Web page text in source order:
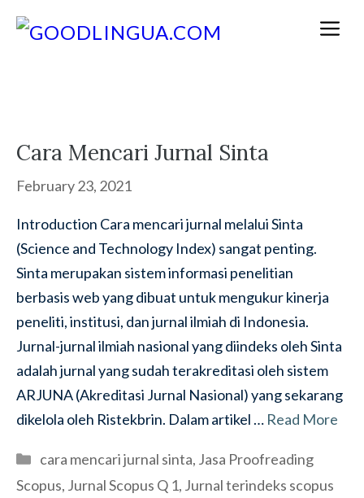
Cara Mencari Jurnal Sinta
February 23, 2021
Introduction Cara mencari jurnal melalui Sinta
(Science and Technology Index) sangat penting.
Sinta merupakan sistem informasi penelitian
berbasis web yang dibuat untuk mengukur kinerja
peneliti, institusi, dan jurnal ilmiah di Indonesia.
Jurnal-jurnal ilmiah nasional yang diindeks oleh Sinta
adalah jurnal yang sudah terakreditasi oleh sistem
ARJUNA (Akreditasi Jurnal Nasional) yang sekarang
dikelola oleh Ristekbrin. Dalam artikel … Read More
Categories
cara mencari jurnal sinta, Jasa Proofreading
Scopus, Jurnal Scopus Q 1, Jurnal terindeks scopus